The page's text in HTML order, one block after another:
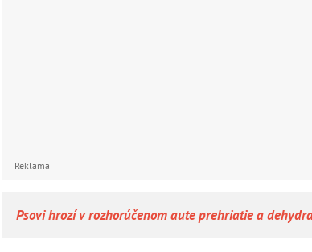
Reklama
Psovi hrozí v rozhorúčenom aute prehriatie a